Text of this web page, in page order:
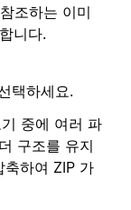
조하는 이미
니다.
택하세요.
중에 여러 파
구조를 유지
하여 ZIP 가